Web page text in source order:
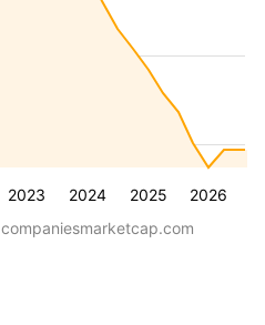
2023 2024 2025 2026
companiesmarketcap.com